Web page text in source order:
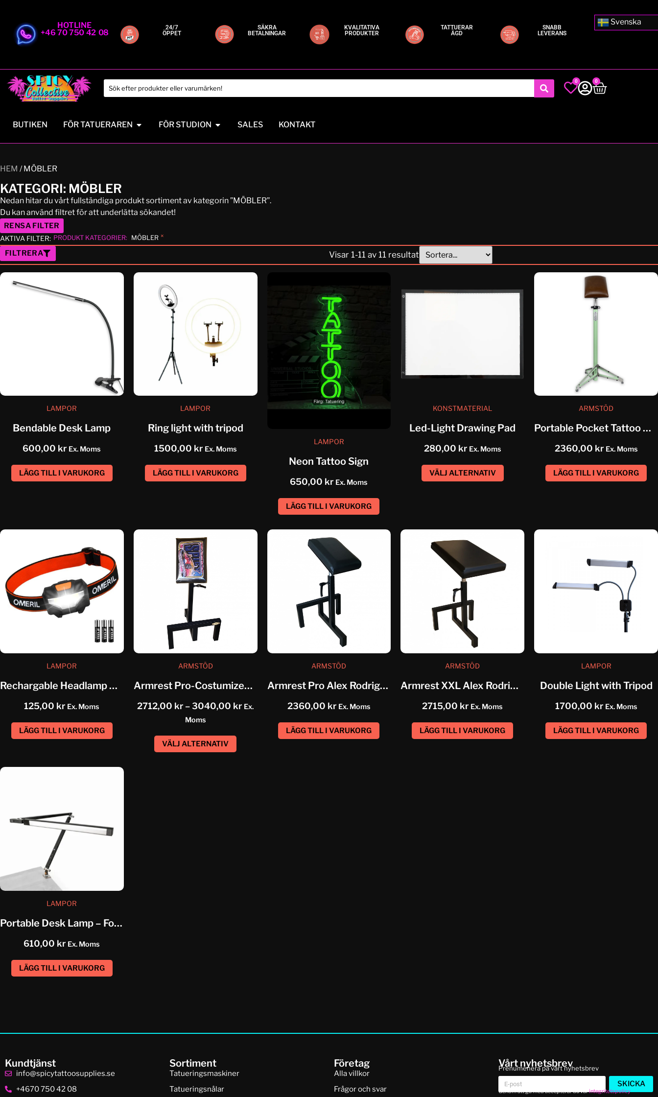
HOTLINE
+46 70 750 42 08
24/7
ÖPPET
SÄKRA
BETALNINGAR
KVALITATIVA
PRODUKTER
TATTUERAR
ÄGD
SNABB
LEVERANS
Svenska
0 0
BUTIKEN FÖR TATUERAREN FÖR STUDION SALES KONTAKT
HEM / MÖBLER
KATEGORI: MÖBLER
Nedan hitar du vårt fullständiga produkt sortiment av kategorin ”MÖBLER”.
Du kan använd filtret för att underlätta sökandet!
RENSA FILTER
AKTIVA FILTER: PRODUKT KATEGORIER: MÖBLER ×
FILTRERA Visar 1-11 av 11 resultat
LAMPOR
Bendable Desk Lamp
600,00 kr Ex. Moms
LÄGG TILL I VARUKORG
LAMPOR
Ring light with tripod
1500,00 kr Ex. Moms
LÄGG TILL I VARUKORG
LAMPOR
Neon Tattoo Sign
650,00 kr Ex. Moms
LÄGG TILL I VARUKORG
KONSTMATERIAL
Led-Light Drawing Pad
280,00 kr Ex. Moms
VÄLJ ALTERNATIV
ARMSTÖD
Portable Pocket Tattoo Armrest
2360,00 kr Ex. Moms
LÄGG TILL I VARUKORG
LAMPOR
Rechargable Headlamp Omeril
125,00 kr Ex. Moms
LÄGG TILL I VARUKORG
ARMSTÖD
Armrest Pro-Costumized Alex Rodriguez
2712,00 kr –3040,00 kr Ex.
Moms
VÄLJ ALTERNATIV
ARMSTÖD
Armrest Pro Alex Rodriguez
2360,00 kr Ex. Moms
LÄGG TILL I VARUKORG
ARMSTÖD
Armrest XXL Alex Rodriguez
2715,00 kr Ex. Moms
LÄGG TILL I VARUKORG
LAMPOR
Double Light with Tripod
1700,00 kr Ex. Moms
LÄGG TILL I VARUKORG
LAMPOR
Portable Desk Lamp – Foldable
610,00 kr Ex. Moms
LÄGG TILL I VARUKORG
Kundtjänst
info@spicytattoosupplies.se
+4670 750 42 08
Sortiment
Tatueringsmaskiner
Tatueringsnålar
Företag
Alla villkor
Frågor och svar
Vårt nyhetsbrev
Prenumenera på vårt nyhetsbrev
SKICKA
Genom att gå med accepterar du vårintegritetspolicy